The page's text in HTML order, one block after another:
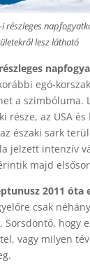
részleges
lesz látható
egó-korszak
a szimbóluma.
része, az USA
északi sark
jelzett intenzív
majd
2011 óta
csak
Sorsdöntő, hogy
vagy milyen